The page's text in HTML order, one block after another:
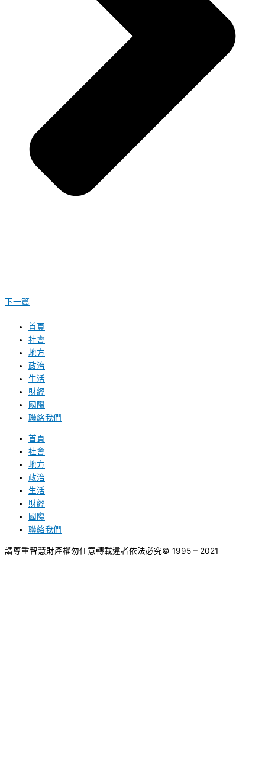
下一篇
首頁
社會
地方
政治
生活
財經
國際
聯絡我們
首頁
社會
地方
政治
生活
財經
國際
聯絡我們
請尊重智慧財產權勿任意轉載違者依法必究© 1995 – 2021